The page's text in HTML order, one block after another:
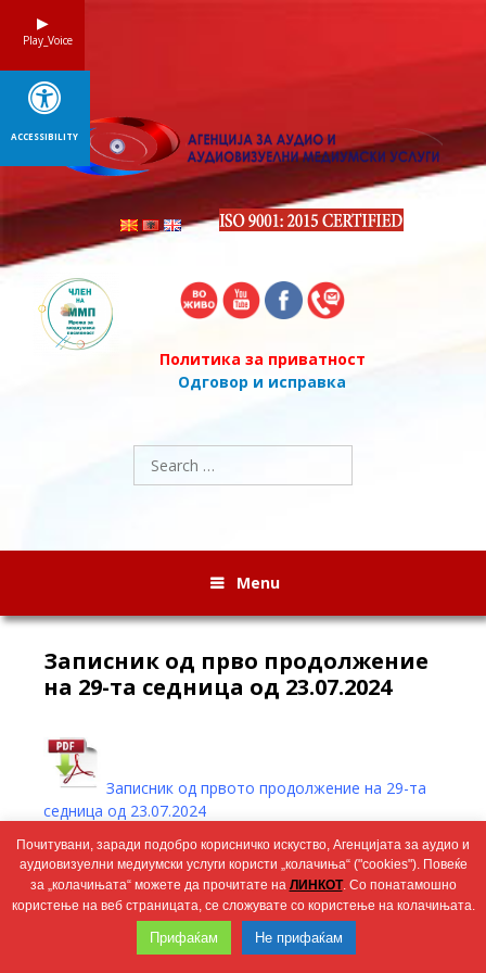
Политика за приватност
Одговор и исправка
Search
for:
Menu
Записник од прво продолжение
на 29-та седница од 23.07.2024
Записник од првото продолжение на 29-та
седница од 23.07.2024
Wingaga
provides
unique
2026 © Агенција за аудио и аудиовизуелни медиумски услуги
Почитувани, заради подобро корисничко искуство, Агенцијата за аудио и
аудиовизуелни медиумски услуги користи „колачиња“ ("cookies"). Повеќе
за „колачињата“ можете да прочитате на ЛИНКОТ. Со понатамошно
користење на веб страницата, се сложувате со користење на колачињата.
Прифаќам Не прифаќам
Play_Voice
ACCESSIBILITY